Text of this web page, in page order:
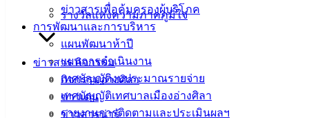
ข่าวสารเพื่อคุ้มครองผู้บริโภค
การพัฒนาและการบริหาร
แผนพัฒนาห้าปี
แผนการดำเนินงาน
เทศบัญญัติงบประมาณรายจ่าย
เทศบัญญัติเทศบาลเมืองอ่างศิลา
รายงานการติดตามและประเมินผลฯ
รางวัลแห่งความภาคภูมิใจ
ข่าวสาร กิจกรรม
กิจกรรมอ่างศิลา
ข่าวเด่น
ข่าวสารน่ารู้